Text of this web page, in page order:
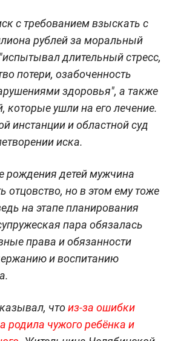
с требованием взыскать с
рублей за моральный
длительный стресс,
потери, озабоченность
здоровья", а также
которые ушли на его лечение.
инстанции и областной суд
иска.
рождения детей мужчина
отцовство, но в этом ему тоже
на этапе планирования
пара обязалась
права и обязанности
и воспитанию
чтоиз-за ошибки
родила чужого ребёнка и